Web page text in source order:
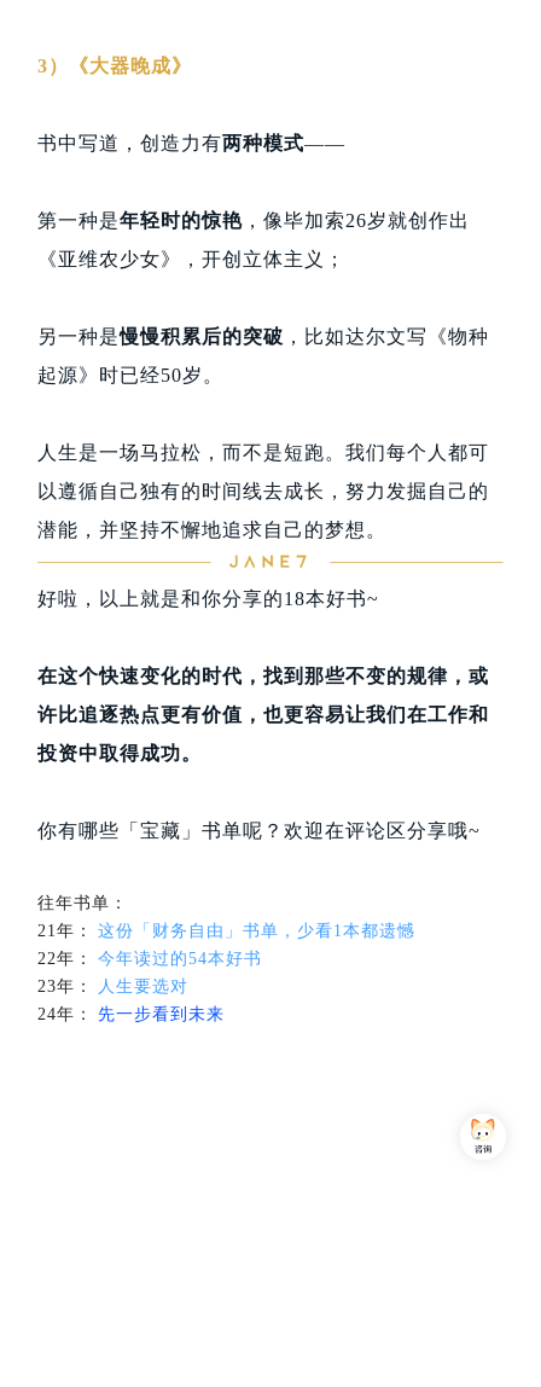
3）《大器晚成》
书中写道，创造力有两种模式——
第一种是年轻时的惊艳 ，像毕加索26岁就创作出
《亚维农少女》，开创立体主义；
另一种是慢慢积累后的突破 ，比如达尔文写《物种
起源》时已经50岁。
人生是一场马拉松，而不是短跑。我们每个人都可
以遵循自己独有的时间线去成长，努力发掘自己的
潜能，并坚持不懈地追求自己的梦想。
好啦，以上就是和你分享的18本好书~
在这个快速变化的时代，找到那些不变的规律，或
许比追逐热点更有价值，也更容易让我们在工作和
投资中取得成功。
你有哪些「宝藏」书单呢？欢迎在评论区分享哦~
往年书单：
21年：
这份「财务自由」书单，少看1本都遗憾
22年：
今年读过的54本好书
23年：
人生要选对
24年：
先一步看到未来